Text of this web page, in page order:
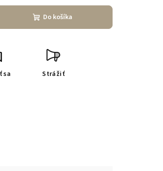
Do košíka
sa Strážiť